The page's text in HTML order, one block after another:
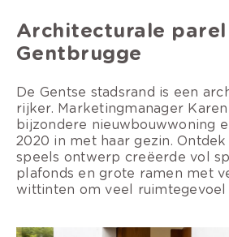
Architecturale
Gentbrugge
De Gentse stadsrand is een
rijker. Marketingmanager
bijzondere nieuwbouwwoning
2020 in met haar gezin.
speels ontwerp creëerde vol
plafonds en grote ramen met
wittinten om veel ruimtegevoel